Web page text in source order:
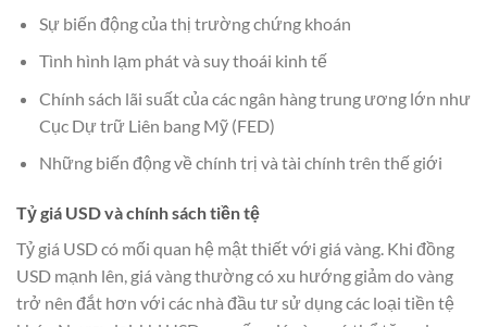
Sự biến động của thị trường chứng khoán
Tình hình lạm phát và suy thoái kinh tế
Chính sách lãi suất của các ngân hàng trung ương lớn như
Cục Dự trữ Liên bang Mỹ (FED)
Những biến động về chính trị và tài chính trên thế giới
Tỷ giá USD và chính sách tiền tệ
Tỷ giá USD có mối quan hệ mật thiết với giá vàng. Khi đồng
USD mạnh lên, giá vàng thường có xu hướng giảm do vàng
trở nên đắt hơn với các nhà đầu tư sử dụng các loại tiền tệ